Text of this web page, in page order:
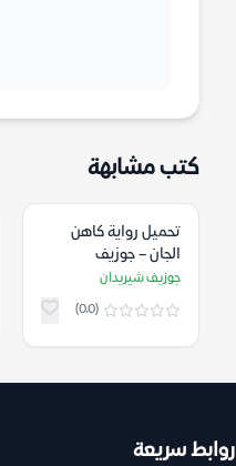
كتب مشابهة
تحميل رواية كاهن
الجان – جوزيف
شيريدان
جوزيف شيريدان
(0.0)
روابط سريعة